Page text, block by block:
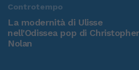
Controtempo
La modernità di Ulisse
nell'Odissea pop di Christopher
Nolan